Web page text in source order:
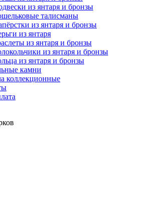
из янтаря и бронзы
талисманы
из янтаря и бронзы
из янтаря
из янтаря и бронзы
из янтаря и бронзы
из янтаря и бронзы
камни
коллекционные